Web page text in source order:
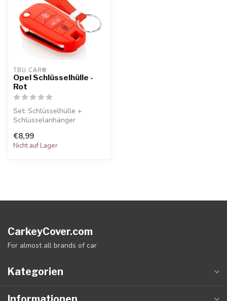
TBU CAR®
Opel Schlüsselhülle -
Rot
Set: Schlüsselhülle +
Schlüsselanhänger
€8,99
Nicht auf Lager
CarkeyCover.com
For almost all brands of car
Kategorien